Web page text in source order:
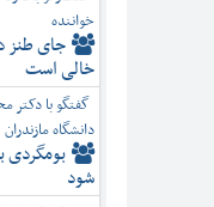
خواننده
جای طنز
خالی است
گفتگو با
دانشگاه مازندران
بومگردی
شود